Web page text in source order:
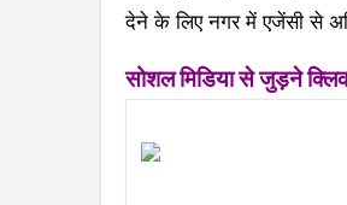
देने के लिए नगर में एजेंसी से
सोशल मिडिया से जुड़ने